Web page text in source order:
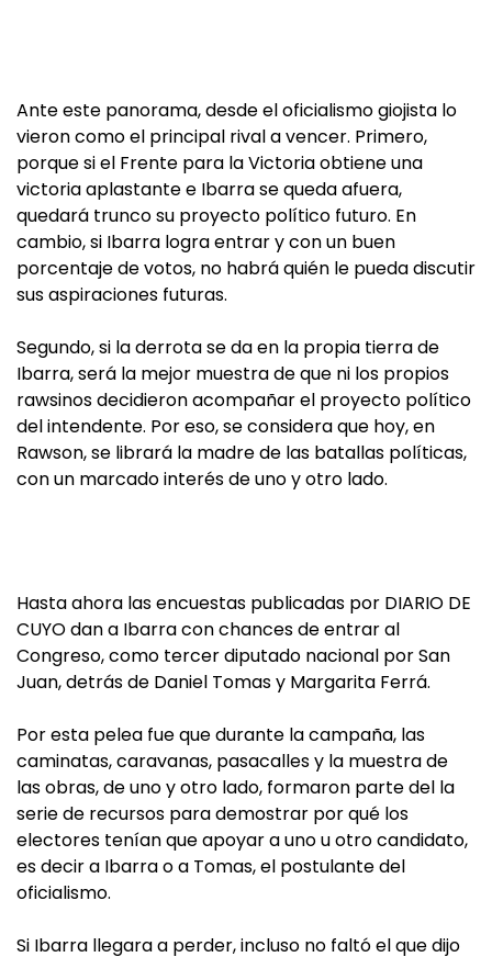
Ante este panorama, desde el oficialismo giojista lo
vieron como el principal rival a vencer. Primero,
porque si el Frente para la Victoria obtiene una
victoria aplastante e Ibarra se queda afuera,
quedará trunco su proyecto político futuro. En
cambio, si Ibarra logra entrar y con un buen
porcentaje de votos, no habrá quién le pueda discutir
sus aspiraciones futuras.
Segundo, si la derrota se da en la propia tierra de
Ibarra, será la mejor muestra de que ni los propios
rawsinos decidieron acompañar el proyecto político
del intendente. Por eso, se considera que hoy, en
Rawson, se librará la madre de las batallas políticas,
con un marcado interés de uno y otro lado.
Hasta ahora las encuestas publicadas por DIARIO DE
CUYO dan a Ibarra con chances de entrar al
Congreso, como tercer diputado nacional por San
Juan, detrás de Daniel Tomas y Margarita Ferrá.
Por esta pelea fue que durante la campaña, las
caminatas, caravanas, pasacalles y la muestra de
las obras, de uno y otro lado, formaron parte del la
serie de recursos para demostrar por qué los
electores tenían que apoyar a uno u otro candidato,
es decir a Ibarra o a Tomas, el postulante del
oficialismo.
Si Ibarra llegara a perder, incluso no faltó el que dijo